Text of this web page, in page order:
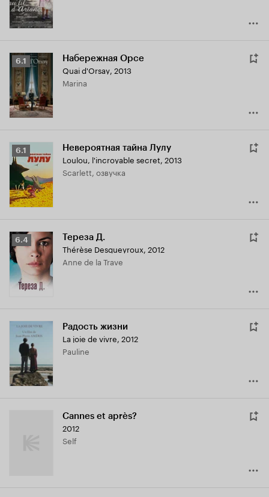
Рейтинг
Кинопоиска
6.1
6.1 Набережная Орсе
Quai d'Orsay, 2013
Marina
Рейтинг
Кинопоиска
6.1
6.1 Невероятная тайна Лулу
Loulou, l'incroyable secret, 2013
Scarlett, озвучка
Рейтинг
Кинопоиска
6.4
6.4 Тереза Д.
Thérèse Desqueyroux, 2012
Anne de la Trave
Радость жизни
La joie de vivre, 2012
Pauline
Cannes et après?
2012
Self